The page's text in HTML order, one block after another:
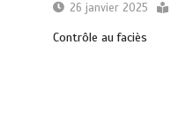
26 janvier 2025
Contrôle au faciès